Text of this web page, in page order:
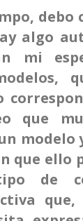
debo
algo
mi
que
modelo
que ello
de
que,